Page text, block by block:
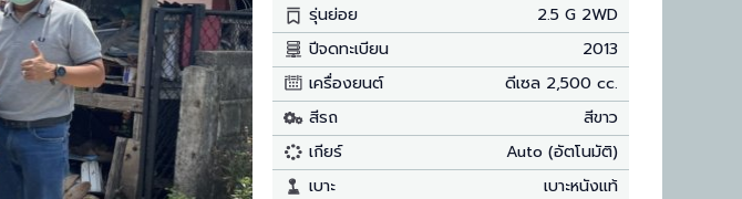
รุ่นย่อย
2.5 G 2WD
ปีจดทะเบียน
2013
เครื่องยนต์
ดีเซล 2,500 cc.
สีรถ
สีขาว
เกียร์
Auto (อัตโนมัติ)
เบาะ
เบาะหนังแท้